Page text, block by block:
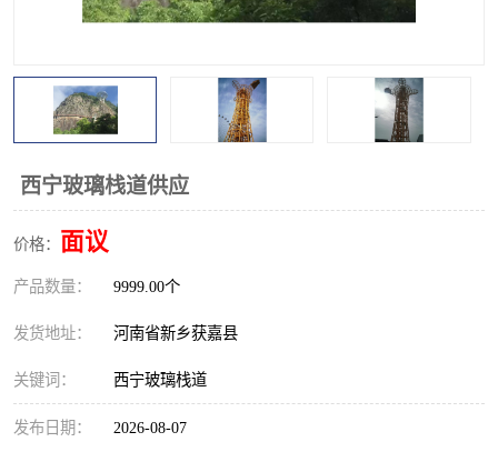
西宁玻璃栈道供应
价格： 面议
产品数量： 9999.00个
发货地址： 河南省新乡获嘉县
关键词： 西宁玻璃栈道
发布日期： 2026-08-07
拓展器材 丛林穿越设备
玻璃栈道